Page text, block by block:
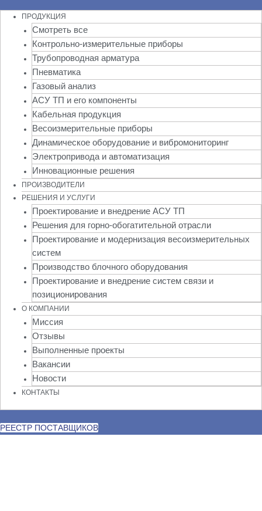
ПРОДУКЦИЯ
Смотреть все
Контрольно-измерительные приборы
Трубопроводная арматура
Пневматика
Газовый анализ
АСУ ТП и его компоненты
Кабельная продукция
Весоизмерительные приборы
Динамическое оборудование и вибромониторинг
Электропривода и автоматизация
Инновационные решения
ПРОИЗВОДИТЕЛИ
РЕШЕНИЯ И УСЛУГИ
Проектирование и внедрение АСУ ТП
Решения для горно-обогатительной отрасли
Проектирование и модернизация весоизмерительных
систем
Производство блочного оборудования
Проектирование и внедрение систем связи и
позиционирования
О КОМПАНИИ
Миссия
Отзывы
Выполненные проекты
Вакансии
Новости
КОНТАКТЫ
РЕЕСТР ПОСТАВЩИКОВ